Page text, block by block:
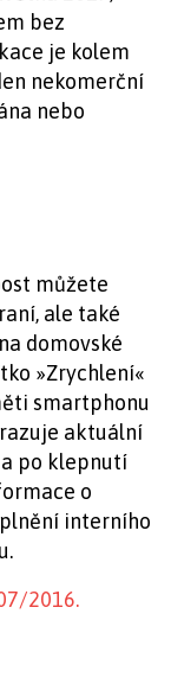
bez
je kolem
nekomerční
nebo
můžete
ale také
domovské
»Zrychlení«
smartphonu
aktuální
po klepnutí
o
interního
2016.